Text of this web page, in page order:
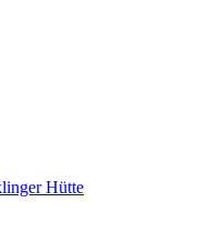
Hütte